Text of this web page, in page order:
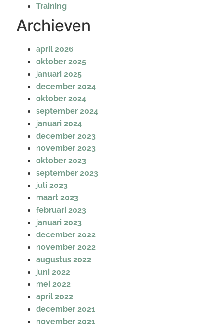
Training
Archieven
april 2026
oktober 2025
januari 2025
december 2024
oktober 2024
september 2024
januari 2024
december 2023
november 2023
oktober 2023
september 2023
juli 2023
maart 2023
februari 2023
januari 2023
december 2022
november 2022
augustus 2022
juni 2022
mei 2022
april 2022
december 2021
november 2021